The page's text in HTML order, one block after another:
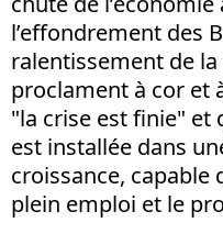
l’effondrement des
ralentissement de
proclament à cor et
"la crise est finie" et
est installée dans
croissance, capable
plein emploi et le